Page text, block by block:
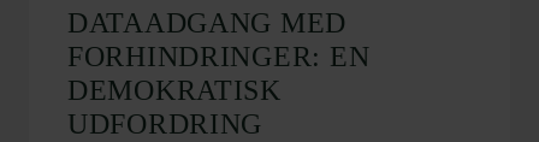
DATAADGANG MED
FORHINDRINGER: EN
DEMOKRATISK
UDFORDRING